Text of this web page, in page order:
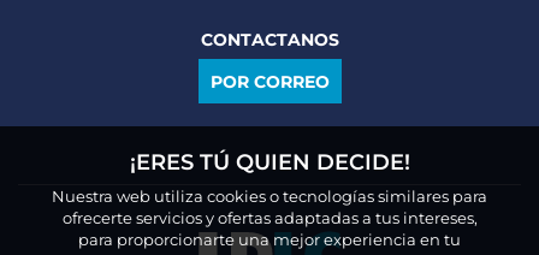
CONTACTANOS
POR CORREO
¡ERES TÚ QUIEN DECIDE!
Nuestra web utiliza cookies o tecnologías similares para
ofrecerte servicios y ofertas adaptadas a tus intereses,
para proporcionarte una mejor experiencia en tu